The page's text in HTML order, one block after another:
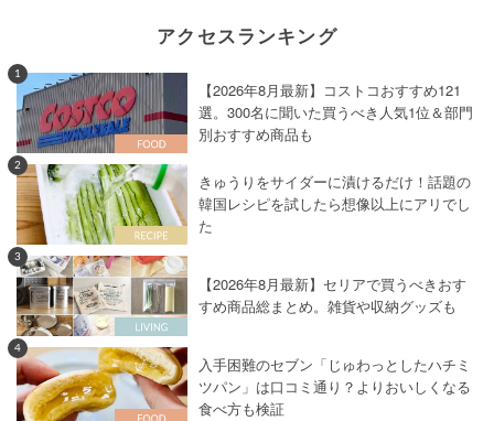
アクセスランキング
1
【2026年8月最新】コストコおすすめ121
選。300名に聞いた買うべき人気1位＆部門
別おすすめ商品も
2
きゅうりをサイダーに漬けるだけ！話題の
韓国レシピを試したら想像以上にアリでし
た
3
【2026年8月最新】セリアで買うべきおす
すめ商品総まとめ。雑貨や収納グッズも
4
入手困難のセブン「じゅわっとしたハチミ
ツパン」は口コミ通り？よりおいしくなる
食べ方も検証